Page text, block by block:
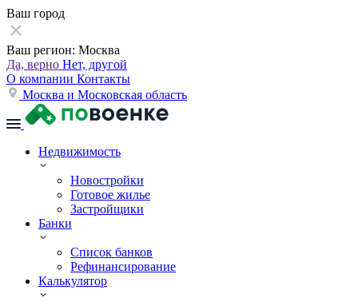
Ваш город
Ваш регион: Москва
Да, верно Нет, другой
О компании Контакты
Москва и Московская область
Недвижимость
Новостройки
Готовое жилье
Застройщики
Банки
Список банков
Рефинансирование
Калькулятор